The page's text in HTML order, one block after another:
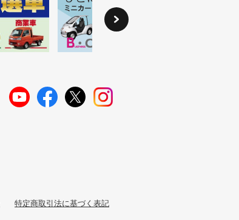
特定商取引法に基づく表記